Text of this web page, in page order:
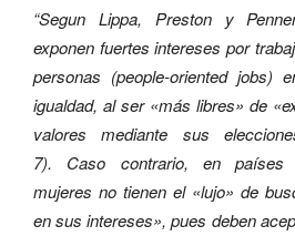
“Segun Lippa, Preston y
exponen fuertes intereses por
personas (people-oriented jobs)
igualdad, al ser «más libres» de
valores mediante sus
7). Caso contrario, en países
mujeres no tienen el «lujo» de
en sus intereses», pues deben